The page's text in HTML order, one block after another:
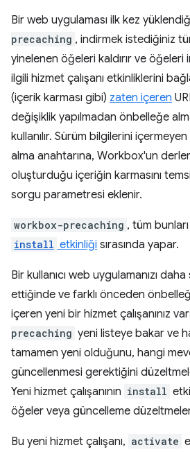
Bir web uygulaması ilk kez
precaching , indirmek istediğiniz
yinelenen öğeleri kaldırır ve
ilgili hizmet çalışanı etkinliklerini
(içerik karması gibi) zaten içeren
değişiklik yapılmadan önbelleğe
kullanılır. Sürüm bilgilerini
alma anahtarına, Workbox'un
oluşturduğu içeriğin karmasını
sorgu parametresi eklenir.
workbox-precaching , tüm bunları
install etkinliği sırasında yapar.
Bir kullanıcı web uygulamanızı
ettiğinde ve farklı önceden
içeren yeni bir hizmet çalışanınız
precaching yeni listeye bakar ve
tamamen yeni olduğunu, hangi
güncellenmesi gerektiğini
Yeni hizmet çalışanının install
öğeler veya güncelleme
Bu yeni hizmet çalışanı, activate